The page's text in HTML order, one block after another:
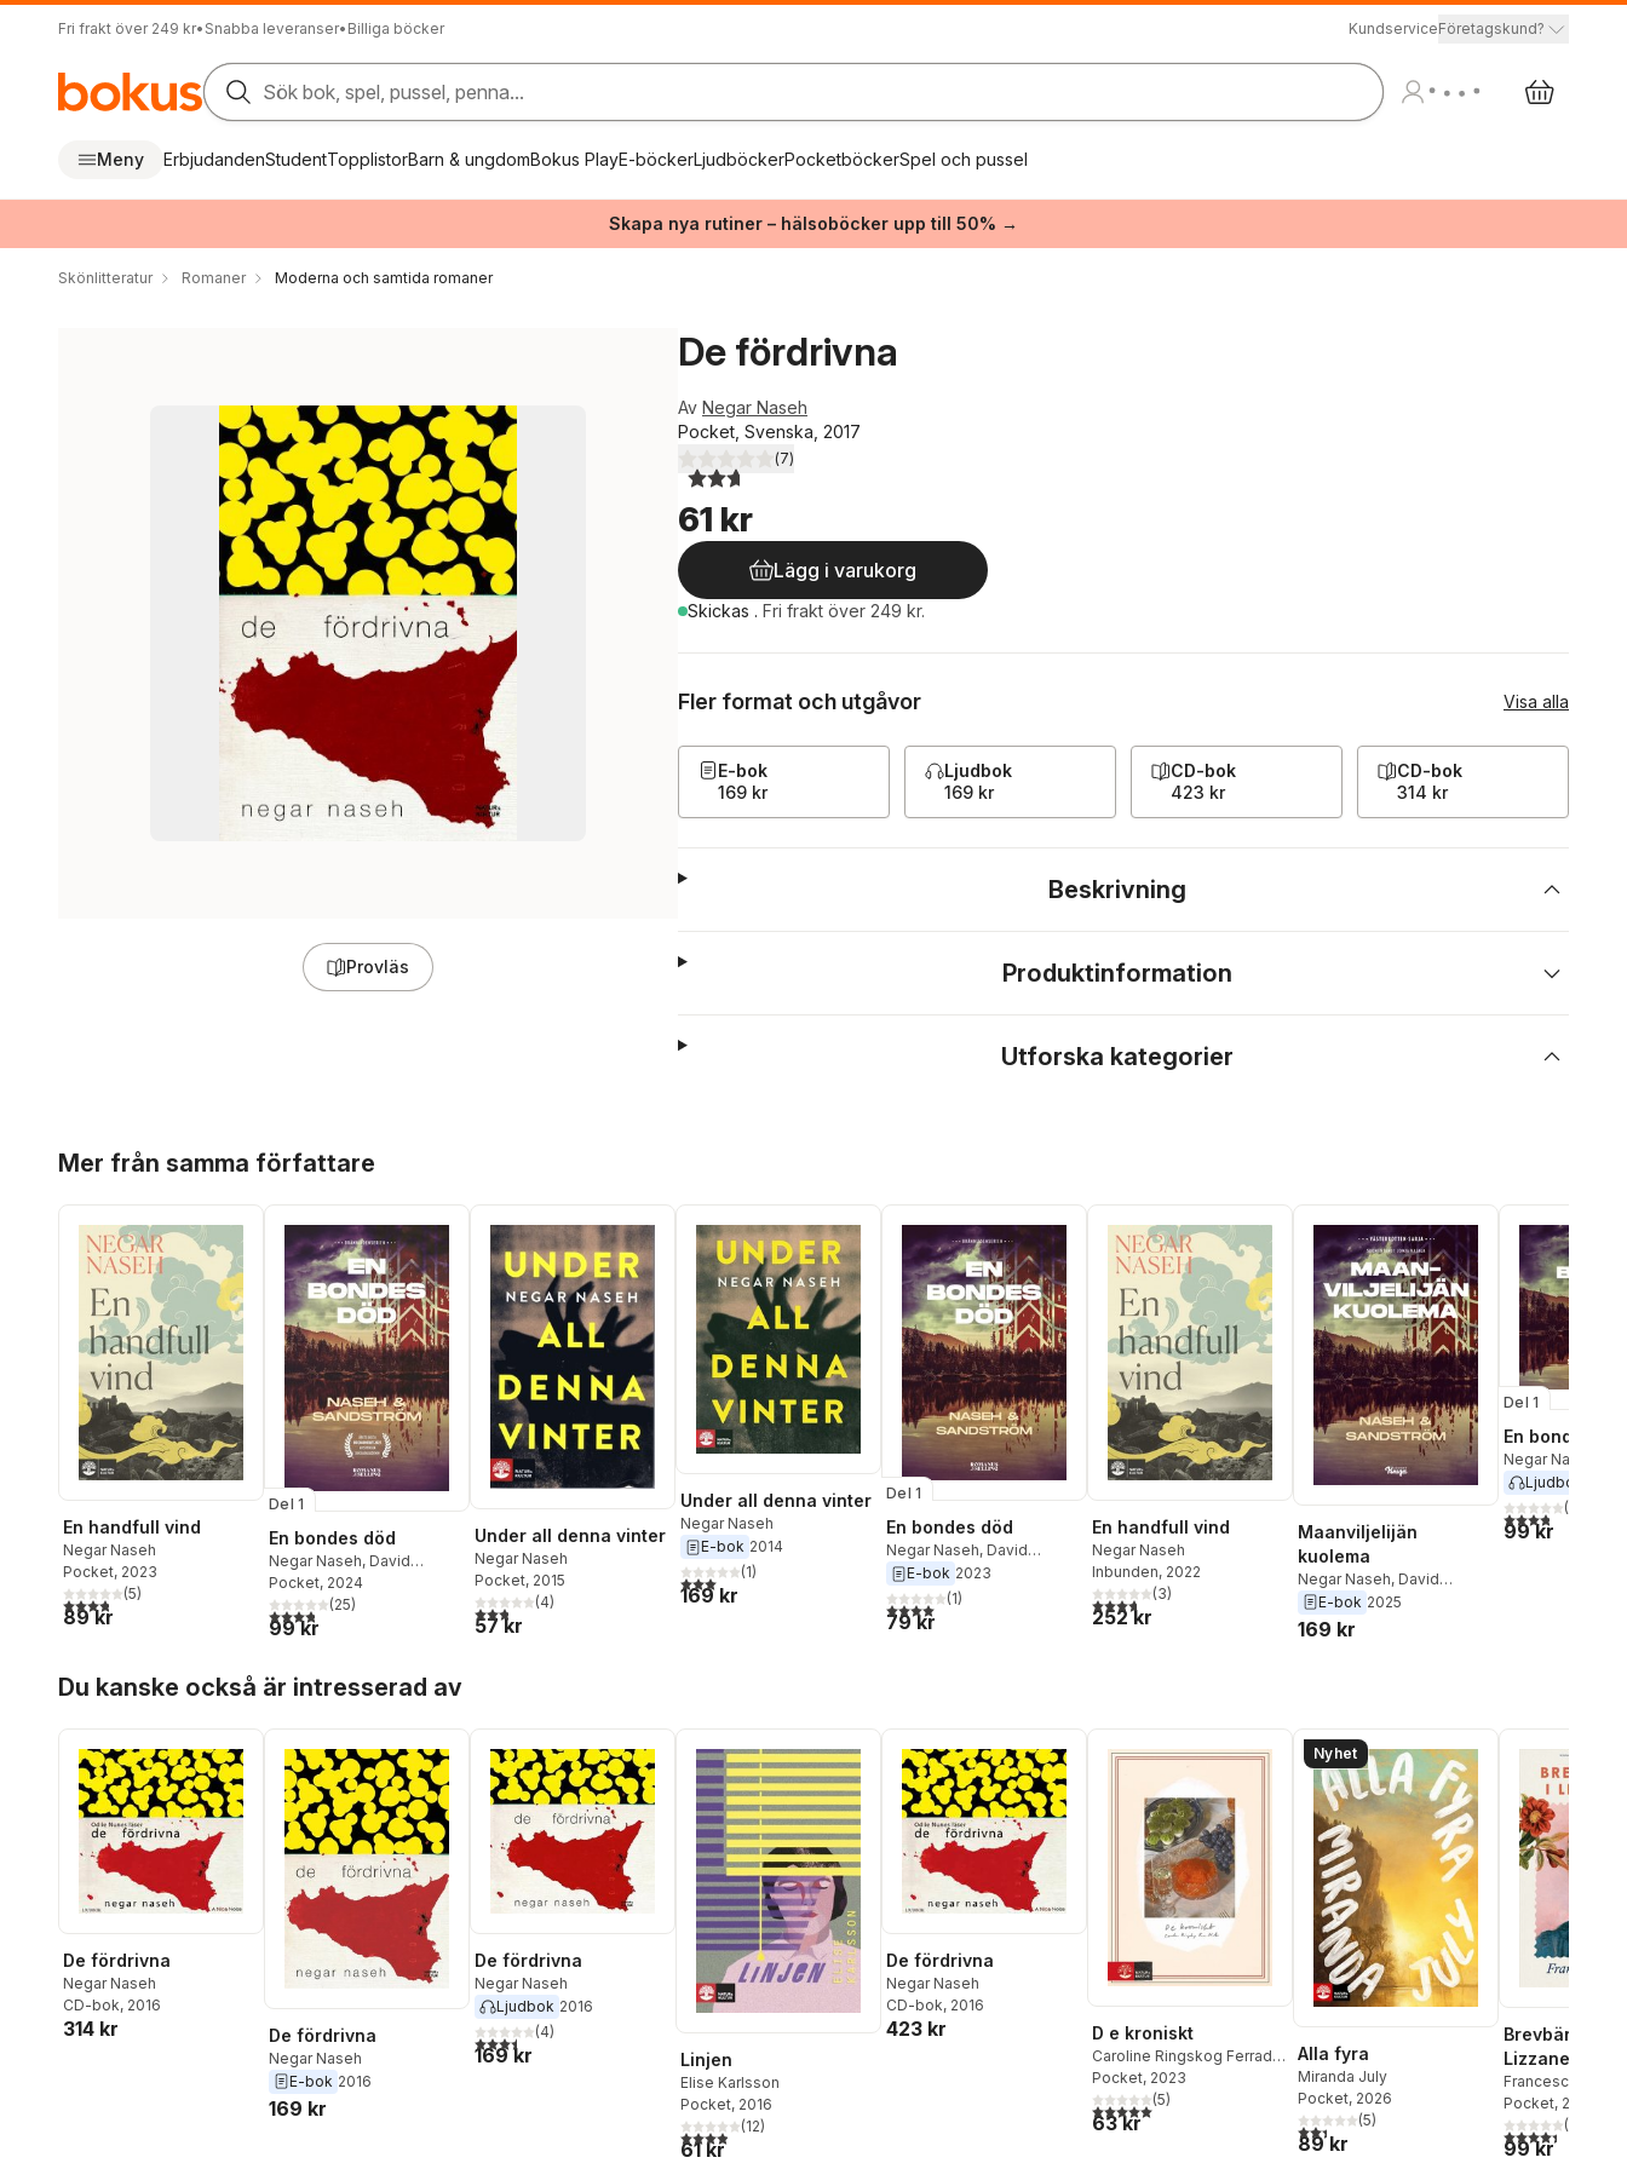
Fri frakt över 249 kr• Snabba leveranser• Billiga böcker KundserviceFöretagskund?
Sök bok, spel, pussel, penna...
Meny ErbjudandenStudentTopplistorBarn & ungdomBokus PlayE-böckerLjudböckerPocketböckerSpel och pussel
Skapa nya rutiner – hälsoböcker upp till 50% →
Skönlitteratur Romaner Moderna och samtida romaner
Provläs
De fördrivna
Av Negar Naseh
Pocket, Svenska, 2017
2,7utav 5 stjärnor. Totalt antal röster:
(7)
61 kr
Lägg i varukorg
Skickas . Fri frakt över 249 kr.
Fler format och utgåvor Visa alla
E-bok
169 kr
Ljudbok
169 kr
CD-bok
423 kr
CD-bok
314 kr
Beskrivning
Produktinformation
Utforska kategorier
Mer från samma författare
En handfull vind
Negar Naseh
Pocket, 2023
3,8utav 5 stjärnor. Totalt antal röster:
(5)
89 kr
Del 1
En bondes död
Negar Naseh, David
Sandström
Pocket, 2024
3,8utav 5 stjärnor. Totalt antal röster:
(25)
99 kr
Under all denna vinter
Negar Naseh
Pocket, 2015
2,8utav 5 stjärnor. Totalt antal röster:
(4)
57 kr
Under all denna vinter
Negar Naseh
E-bok 2014
3,0utav 5 stjärnor. Totalt antal röster:
(1)
169 kr
Del 1
En bondes död
Negar Naseh, David
Sandström
E-bok 2023
4,0utav 5 stjärnor. Totalt antal röster:
(1)
79 kr
En handfull vind
Negar Naseh
Inbunden, 2022
3,7utav 5 stjärnor. Totalt antal röster:
(3)
252 kr
Maanviljelijän
kuolema
Negar Naseh, David
Sandström
E-bok 2025
169 kr
Del 1
En bondes
Negar Naseh
Sandström
Ljudbok
3,8utav 5(
99 kr
Du kanske också är intresserad av
De fördrivna
Negar Naseh
CD-bok, 2016
314 kr De fördrivna
Negar Naseh
E-bok 2016
169 kr
De fördrivna
Negar Naseh
Ljudbok 2016
3,5utav 5 stjärnor. Totalt antal röster:
(4)
169 kr Linjen
Elise Karlsson
Pocket, 2016
3,9utav 5 stjärnor. Totalt antal röster:
(12)
61 kr
De fördrivna
Negar Naseh
CD-bok, 2016
423 kr D e kroniskt
Caroline Ringskog Ferrada-
Noli
Pocket, 2023
5,0utav 5 stjärnor. Totalt antal röster:
(5)
63 kr
Nyhet
Alla fyra
Miranda July
Pocket, 2026
2,4utav 5 stjärnor. Totalt antal röster:
(5)
89 kr
Brevbäraren i
Lizzanello
Francesca
Pocket, 2026
4,4utav 5(
99 kr